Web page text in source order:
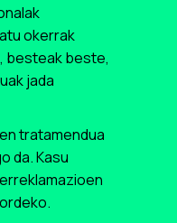
okerrak
besteak beste,
jada
tratamendua
da. Kasu